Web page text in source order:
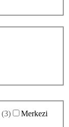
(3)
Merkezi